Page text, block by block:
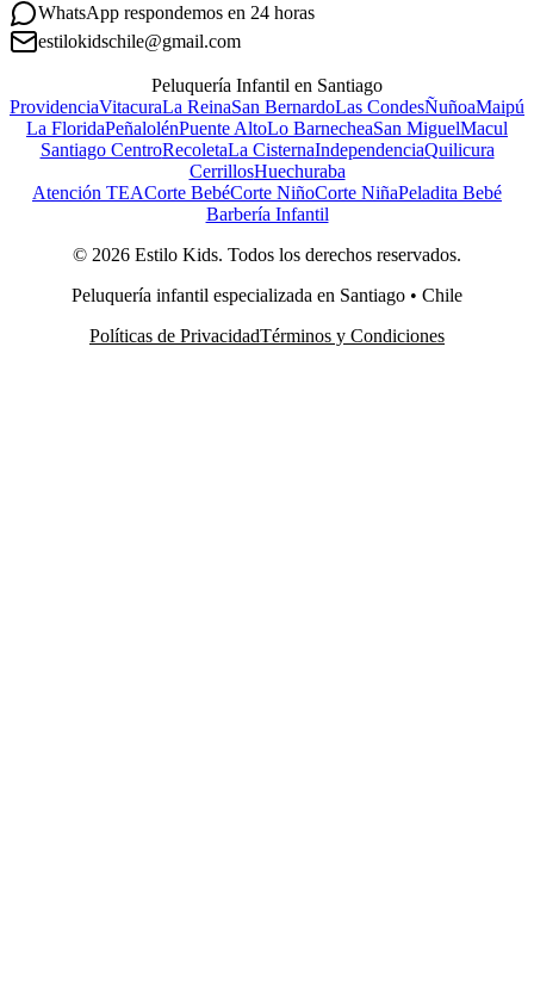
WhatsApp respondemos en 24 horas
estilokidschile@gmail.com
Peluquería Infantil en Santiago
ProvidenciaVitacuraLa ReinaSan BernardoLas CondesÑuñoaMaipú
La FloridaPeñalolénPuente AltoLo BarnecheaSan MiguelMacul
Santiago CentroRecoletaLa CisternaIndependenciaQuilicura
CerrillosHuechuraba
Atención TEACorte BebéCorte NiñoCorte NiñaPeladita Bebé
Barbería Infantil
© 2026 Estilo Kids. Todos los derechos reservados.
Peluquería infantil especializada en Santiago • Chile
Políticas de PrivacidadTérminos y Condiciones